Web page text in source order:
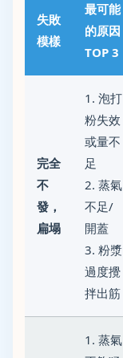
失敗
模樣
最可能
的原因
TOP 3
完全
不
發，
扁塌
1. 泡打
粉失效
或量不
足
2. 蒸氣
不足/
開蓋
3. 粉漿
過度攪
拌出筋
1. 蒸氣